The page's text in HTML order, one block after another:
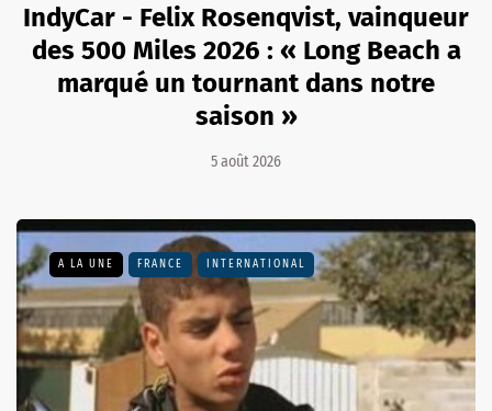
IndyCar - Felix Rosenqvist, vainqueur
des 500 Miles 2026 : « Long Beach a
marqué un tournant dans notre
saison »
5 août 2026
A LA UNE FRANCE INTERNATIONAL